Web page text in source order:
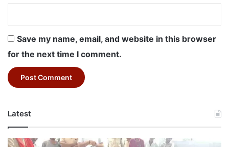
Save my name, email, and website in this browser
for the next time I comment.
Latest
Betul